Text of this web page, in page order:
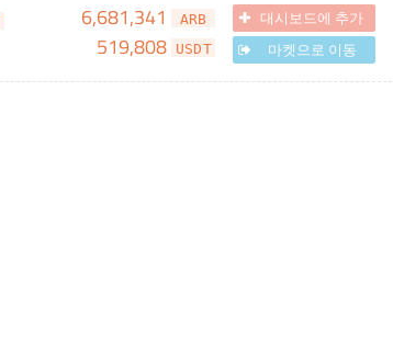
6,681,341 ARB
519,808 USDT
대시보드에 추가
마켓으로 이동